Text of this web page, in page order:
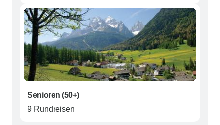
Senioren (50+)
9 Rundreisen